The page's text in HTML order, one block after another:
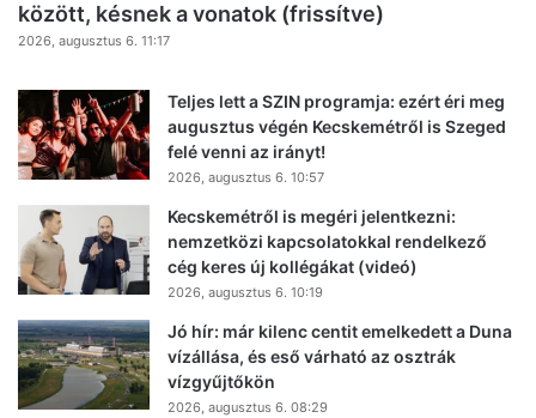
között, késnek a vonatok (frissítve)
2026, augusztus 6. 11:17
Teljes lett a SZIN programja: ezért éri meg
augusztus végén Kecskemétről is Szeged
felé venni az irányt!
2026, augusztus 6. 10:57
Kecskemétről is megéri jelentkezni:
nemzetközi kapcsolatokkal rendelkező
cég keres új kollégákat (videó)
2026, augusztus 6. 10:19
Jó hír: már kilenc centit emelkedett a Duna
vízállása, és eső várható az osztrák
vízgyűjtőkön
2026, augusztus 6. 08:29